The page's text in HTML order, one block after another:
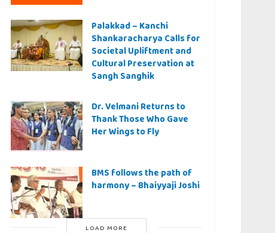
Palakkad – Kanchi
Shankaracharya Calls for
Societal Upliftment and
Cultural Preservation at
Sangh Sanghik
Dr. Velmani Returns to
Thank Those Who Gave
Her Wings to Fly
BMS follows the path of
harmony – Bhaiyyaji Joshi
LOAD MORE